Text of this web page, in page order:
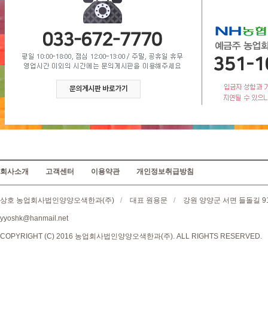
회사소개 고객센터 이용약관 개인정보취급방침
상호 농업회사법인양양오색한과(주) / 대표 원용문 / 강원 양양군 서면 들돌길
yyoshk@hanmail.net
COPYRIGHT (C) 2016 농업회사법인양양오색한과(주). ALL RIGHTS RESERVED.